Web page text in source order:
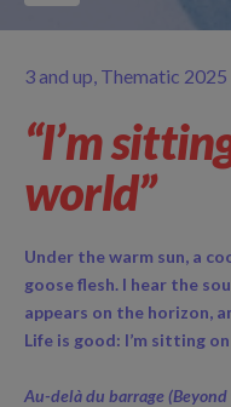
3 and up Thematic 2025
“I’m
world”
Under the warm sun, a
goose flesh. I hear the
appears on the horizon,
Life is good: I’m sitting
Au-delà du barrage